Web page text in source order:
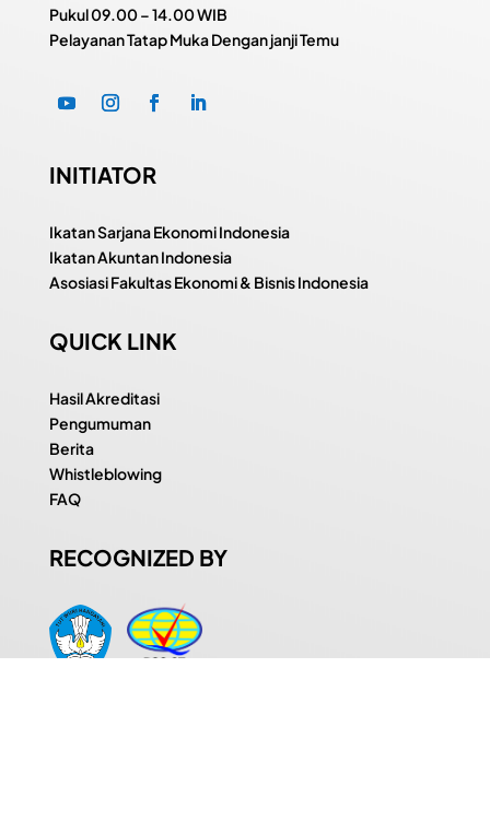
Pukul09.00 – 14.00 WIB
Pelayanan Tatap Muka Dengan janji Temu
INITIATOR
Ikatan Sarjana Ekonomi Indonesia
Ikatan Akuntan Indonesia
Asosiasi Fakultas Ekonomi & Bisnis Indonesia
QUICK LINK
Hasil Akreditasi
Pengumuman
Berita
Whistleblowing
FAQ
RECOGNIZED BY